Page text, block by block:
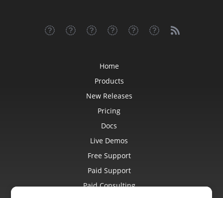
Home
Products
New Releases
Pricing
Docs
Live Demos
Free Support
Paid Support
Paid Consulting